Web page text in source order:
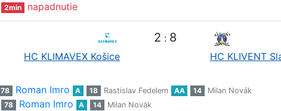
2min napadnutie
HC KLIMAVEX Košice
2 : 8
HC KLIVENT
78 Roman Imro A 18 Rastislav Fedelem AA 14
Milan Novák
78 Roman Imro A 14 Milan Novák